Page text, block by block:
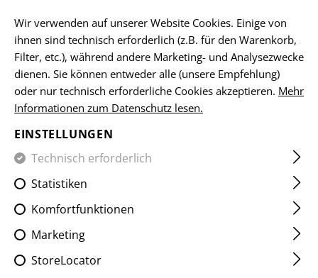
HOME KLEIDUNG SHIRTS FIELD SHIRTS RAIDER
RAIDER FIELD SHIRT MK V
Wir verwenden auf unserer Website Cookies. Einige von
ihnen sind technisch erforderlich (z.B. für den Warenkorb,
Filter, etc.), während andere Marketing- und Analysezwecke
dienen. Sie können entweder alle (unsere Empfehlung)
oder nur technisch erforderliche Cookies akzeptieren. Mehr
Informationen zum Datenschutz lesen.
EINSTELLUNGEN
Technisch erforderlich
Statistiken
Komfortfunktionen
Marketing
StoreLocator